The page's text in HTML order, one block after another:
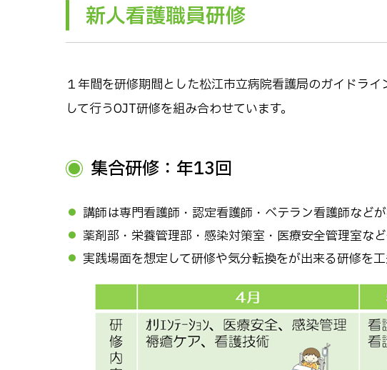
新人看護職員研修
１年間を研修期間とした松江市立病院看護局のガイドラ
して行うOJT研修を組み合わせています。
集合研修：年13回
講師は専門看護師・認定看護師・ベテラン看護師などが
薬剤部・栄養管理部・感染対策室・医療安全管理室な
実践場面を想定して研修や気分転換をが出来る研修を工